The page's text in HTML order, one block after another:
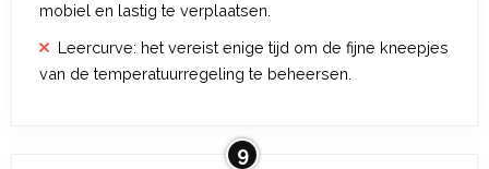
mobiel en lastig te verplaatsen.
Leercurve: het vereist enige tijd om de fijne kneepjes
van de temperatuurregeling te beheersen.
9